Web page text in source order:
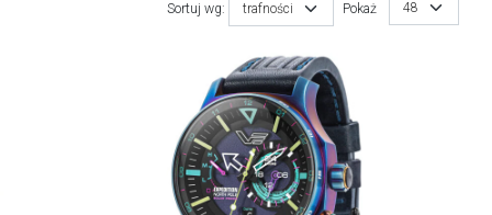
Sortuj wg: trafności Pokaż 48